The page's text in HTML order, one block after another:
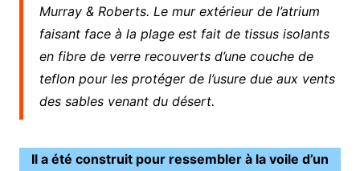
Murray & Roberts. Le mur extérieur de l’atrium
faisant face à la plage est fait de tissus isolants
en fibre de verre recouverts d’une couche de
teflon pour les protéger de l’usure due aux vents
des sables venant du désert.
Il a été construit pour ressembler à la voile d’un